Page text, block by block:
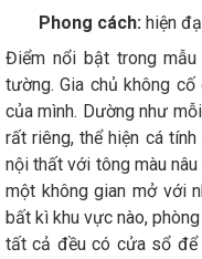
Phong cách: hiện
Điểm nổi bật trong
tường. Gia chủ không
của mình. Dường như
rất riêng, thể hiện cá
nội thất với tông màu
một không gian mở với
bất kì khu vực nào,
tất cả đều có cửa sổ